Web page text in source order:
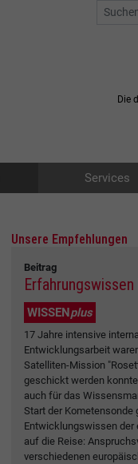
Die
Services
Unsere Empfehlungen
Beitrag
WISSENplus
17 Jahre intensive
Entwicklungsarbeit
Satelliten-Mission
geschickt werden
auch für das
Start der
Entwicklungswissen der
auf die Reise:
verschiedenen